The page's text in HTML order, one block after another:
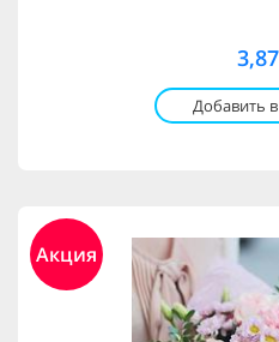
Добавить
Акция